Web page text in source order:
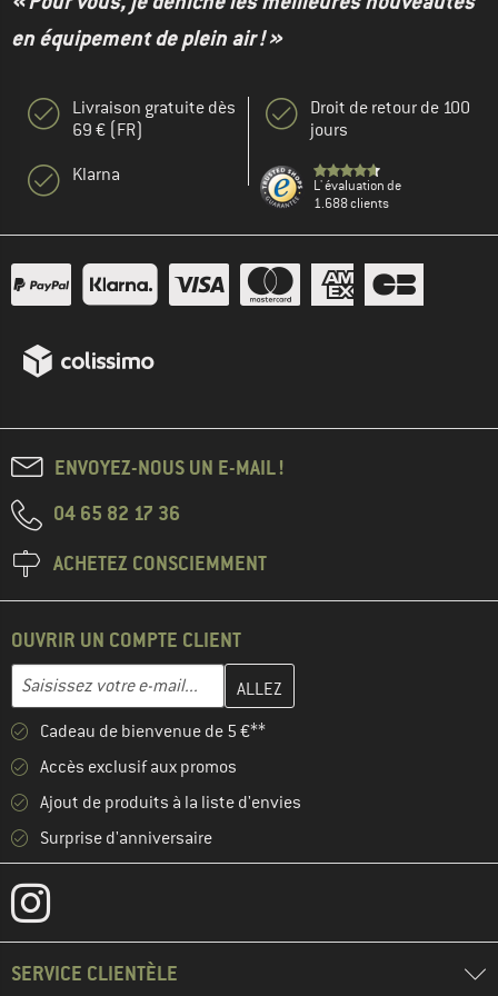
en équipement de plein air ! »
Livraison gratuite dès
69 € (FR)
Klarna
Droit de retour de 100
jours
L' évaluation de
1.688 clients
ENVOYEZ-NOUS UN E-MAIL !
04 65 82 17 36
ACHETEZ CONSCIEMMENT
OUVRIR UN COMPTE CLIENT
Adresse e-mail
Entrez votre adresse e-mail ici et créez votre compte client à la
Cadeau de bienvenue de 5 €**
Accès exclusif aux promos
Ajout de produits à la liste d'envies
Surprise d'anniversaire
SERVICE CLIENTÈLE